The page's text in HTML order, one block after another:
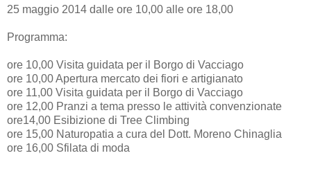
25 maggio 2014 dalle ore 10,00 alle ore 18,00
Programma:
ore 10,00 Visita guidata per il Borgo di Vacciago
ore 10,00 Apertura mercato dei fiori e artigianato
ore 11,00 Visita guidata per il Borgo di Vacciago
ore 12,00 Pranzi a tema presso le attività convenzionate
ore14,00 Esibizione di Tree Climbing
ore 15,00 Naturopatia a cura del Dott. Moreno Chinaglia
ore 16,00 Sfilata di moda